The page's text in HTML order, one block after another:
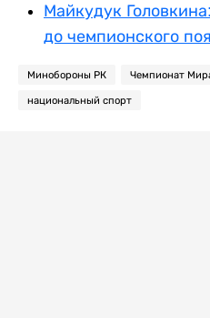
Майкудук
до чемпионского
Минобороны РК Чемпионат
национальный спорт